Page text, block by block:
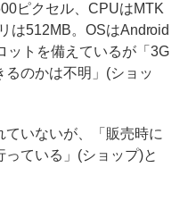
ピクセル、CPUはMTK
は512MB。OSはAndroid
ットを備えているが「3G
のかは不明」(ショッ
いないが、「販売時に
ている」(ショップ)と